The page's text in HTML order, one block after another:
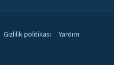
Gizlilik politikası
Yardım